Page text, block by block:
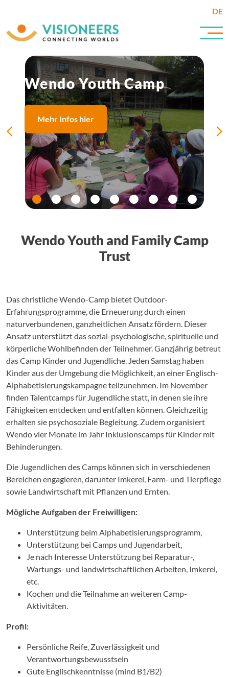
DE
Wendo Youth Camp
Mehr Infos hier
Wendo Youth and Family Camp
Trust
Das christliche Wendo-Camp bietet Outdoor-
Erfahrungsprogramme, die Erneuerung durch einen
naturverbundenen, ganzheitlichen Ansatz fördern. Dieser
Ansatz unterstützt das sozial-psychologische, spirituelle und
körperliche Wohlbefinden der Teilnehmer. Ganzjährig betreut
das Camp Kinder und Jugendliche. Jeden Samstag haben
Kinder aus der Umgebung die Möglichkeit, an einer Englisch-
Alphabetisierungskampagne teilzunehmen. Im November
finden Talentcamps für Jugendliche statt, in denen sie ihre
Fähigkeiten entdecken und entfalten können. Gleichzeitig
erhalten sie psychosoziale Begleitung. Zudem organisiert
Wendo vier Monate im Jahr Inklusionscamps für Kinder mit
Behinderungen.
Die Jugendlichen des Camps können sich in verschiedenen
Bereichen engagieren, darunter Imkerei, Farm- und Tierpflege
sowie Landwirtschaft mit Pflanzen und Ernten.
Mögliche Aufgaben der Freiwilligen:
Unterstützung beim Alphabetisierungsprogramm,
Unterstützung bei Camps und Jugendarbeit,
Je nach Interesse Unterstützung bei Reparatur-,
Wartungs- und landwirtschaftlichen Arbeiten, Imkerei,
etc.
Kochen und die Teilnahme an weiteren Camp-
Aktivitäten.
Profil:
Persönliche Reife, Zuverlässigkeit und
Verantwortungsbewusstsein
Gute Englischkenntnisse (mind B1/B2)